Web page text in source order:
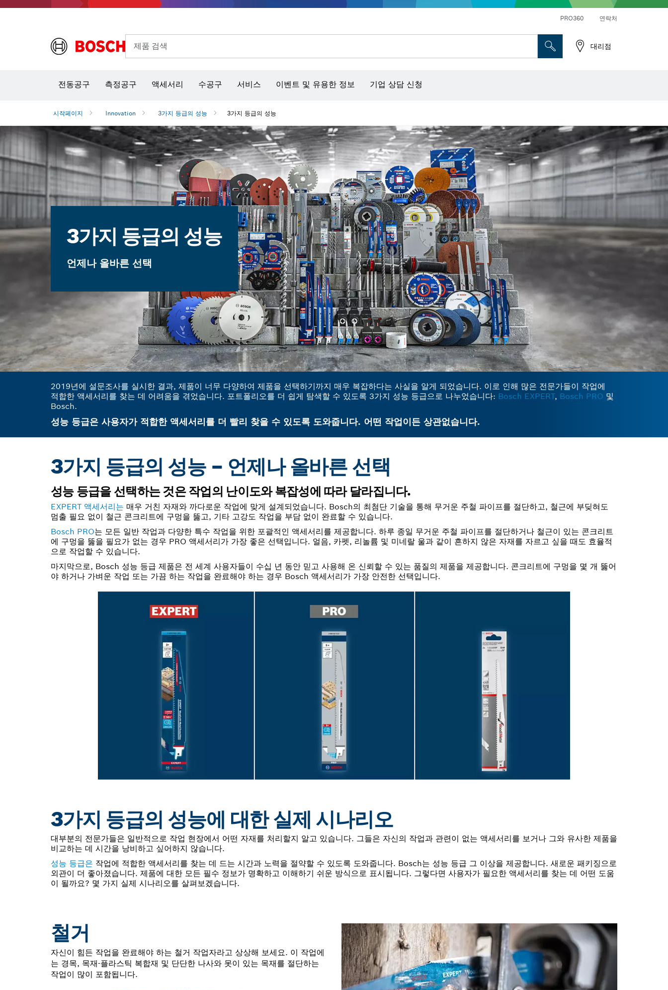
PRO360 연락처
제품 검색 대리점
전동공구 측정공구 액세서리 수공구 서비스 이벤트 및 유용한 정보 기업 상담 신청
시작페이지 Innovation 3가지 등급의 성능 3가지 등급의 성능
3가지 등급의 성능
언제나 올바른 선택
2019년에 설문조사를 실시한 결과, 제품이 너무 다양하여 제품을 선택하기까지 매우 복잡하다는 사실을 알게 되었습니다. 이로 인해 많은 전문가들이 작업에
적합한 액세서리를 찾는 데 어려움을 겪었습니다. 포트폴리오를 더 쉽게 탐색할 수 있도록 3가지 성능 등급으로 나누었습니다: Bosch EXPERT, Bosch PRO 및
Bosch.
성능 등급은 사용자가 적합한 액세서리를 더 빨리 찾을 수 있도록 도와줍니다. 어떤 작업이든 상관없습니다.
3가지 등급의 성능 – 언제나 올바른 선택
성능 등급을 선택하는 것은 작업의 난이도와 복잡성에 따라 달라집니다.
EXPERT 액세서리는 매우 거친 자재와 까다로운 작업에 맞게 설계되었습니다. Bosch의 최첨단 기술을 통해 무거운 주철 파이프를 절단하고, 철근에 부딪혀도
멈출 필요 없이 철근 콘크리트에 구멍을 뚫고, 기타 고강도 작업을 부담 없이 완료할 수 있습니다.
Bosch PRO는 모든 일반 작업과 다양한 특수 작업을 위한 포괄적인 액세서리를 제공합니다. 하루 종일 무거운 주철 파이프를 절단하거나 철근이 있는 콘크리트
에 구멍을 뚫을 필요가 없는 경우 PRO 액세서리가 가장 좋은 선택입니다. 얼음, 카펫, 리놀륨 및 미네랄 울과 같이 흔하지 않은 자재를 자르고 싶을 때도 효율적
으로 작업할 수 있습니다.
마지막으로, Bosch 성능 등급 제품은 전 세계 사용자들이 수십 년 동안 믿고 사용해 온 신뢰할 수 있는 품질의 제품을 제공합니다. 콘크리트에 구멍을 몇 개 뚫어
야 하거나 가벼운 작업 또는 가끔 하는 작업을 완료해야 하는 경우 Bosch 액세서리가 가장 안전한 선택입니다.
3가지 등급의 성능에 대한 실제 시나리오
대부분의 전문가들은 일반적으로 작업 현장에서 어떤 자재를 처리할지 알고 있습니다. 그들은 자신의 작업과 관련이 없는 액세서리를 보거나 그와 유사한 제품을
비교하는 데 시간을 낭비하고 싶어하지 않습니다.
성능 등급은 작업에 적합한 액세서리를 찾는 데 드는 시간과 노력을 절약할 수 있도록 도와줍니다. Bosch는 성능 등급 그 이상을 제공합니다. 새로운 패키징으로
외관이 더 좋아졌습니다. 제품에 대한 모든 필수 정보가 명확하고 이해하기 쉬운 방식으로 표시됩니다. 그렇다면 사용자가 필요한 액세서리를 찾는 데 어떤 도움
이 될까요? 몇 가지 실제 시나리오를 살펴보겠습니다.
철거
자신이 힘든 작업을 완료해야 하는 철거 작업자라고 상상해 보세요. 이 작업에
는 경목, 목재-플라스틱 복합재 및 단단한 나사와 못이 있는 목재를 절단하는
작업이 많이 포함됩니다.